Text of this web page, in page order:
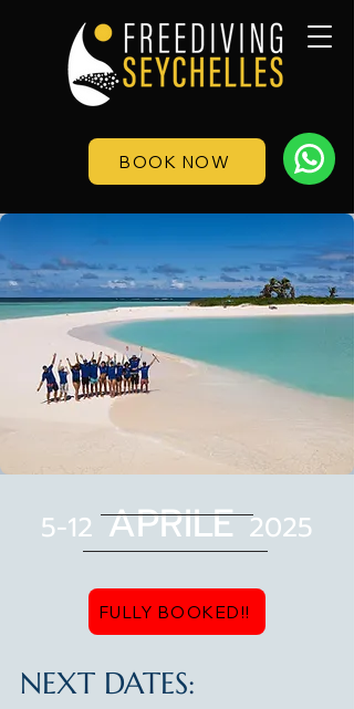
BOOK NOW
5-12 APRILE2025
FULLY BOOKED!!
NEXT DATES: